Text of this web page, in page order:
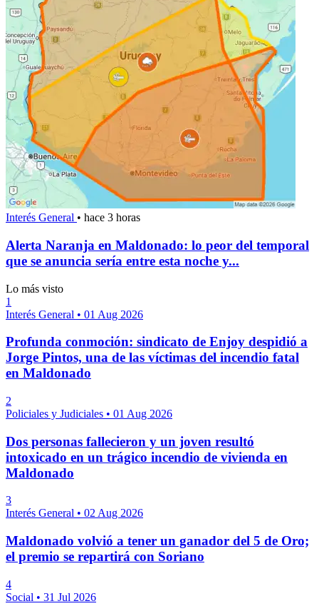
Interés General • hace 3 horas
Alerta Naranja en Maldonado: lo peor del temporal
que se anuncia sería entre esta noche y...
Lo más visto
1
Interés General • 01 Aug 2026
Profunda conmoción: sindicato de Enjoy despidió a
Jorge Pintos, una de las víctimas del incendio fatal
en Maldonado
2
Policiales y Judiciales • 01 Aug 2026
Dos personas fallecieron y un joven resultó
intoxicado en un trágico incendio de vivienda en
Maldonado
3
Interés General • 02 Aug 2026
Maldonado volvió a tener un ganador del 5 de Oro;
el premio se repartirá con Soriano
4
Social • 31 Jul 2026